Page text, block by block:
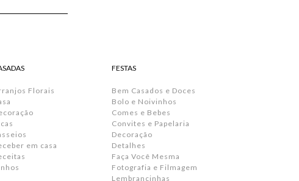
Florais
em casa
FESTAS
Bem Casados e Doces
Bolo e Noivinhos
Comes e Bebes
Convites e Papelaria
Decoração
Detalhes
Faça Você Mesma
Fotografia e Filmagem
Lembrancinhas